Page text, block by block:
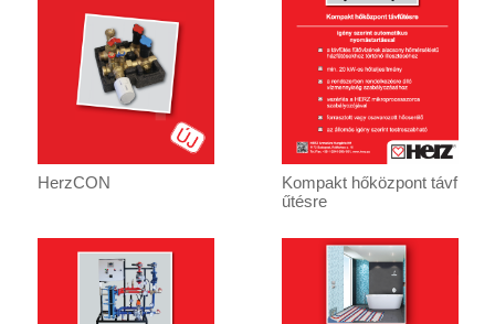
HerzCON
Kompakt hőközpont távf
űtésre